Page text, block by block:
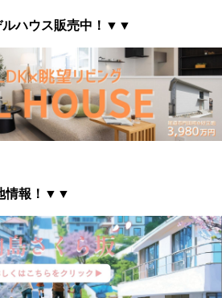
ハウス販売中！▼▼
情報 ！▼▼